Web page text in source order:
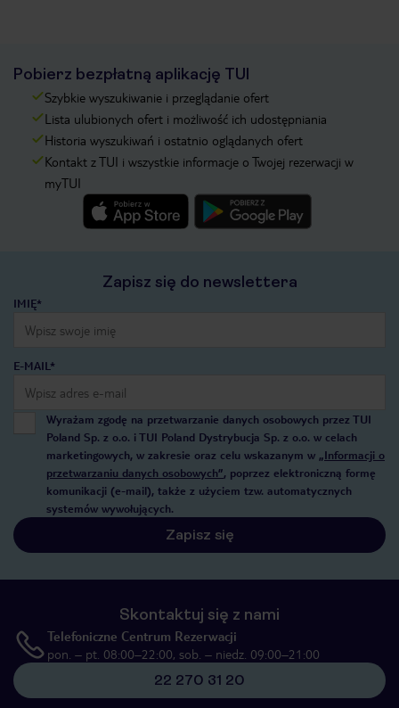
Pobierz bezpłatną aplikację TUI
Szybkie wyszukiwanie i przeglądanie ofert
Lista ulubionych ofert i możliwość ich udostępniania
Historia wyszukiwań i ostatnio oglądanych ofert
Kontakt z TUI i wszystkie informacje o Twojej rezerwacji w
myTUI
Zapisz się do newslettera
IMIĘ*
E-MAIL*
Wyrażam zgodę na przetwarzanie danych osobowych przez TUI
Poland Sp. z o.o. i TUI Poland Dystrybucja Sp. z o.o. w celach
marketingowych, w zakresie oraz celu wskazanym w „Informacji o
przetwarzaniu danych osobowych”, poprzez elektroniczną formę
komunikacji (e-mail), także z użyciem tzw. automatycznych
systemów wywołujących.
Zapisz się
Skontaktuj się z nami
Telefoniczne Centrum Rezerwacji
pon. – pt. 08:00–22:00, sob. – niedz. 09:00–21:00
22 270 31 20